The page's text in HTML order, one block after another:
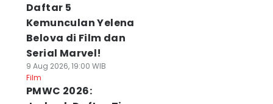
Daftar 5
Kemunculan Yelena
Belova di Film dan
Serial Marvel!
9 Aug 2026, 19:00 WIB
Film
PMWC 2026: